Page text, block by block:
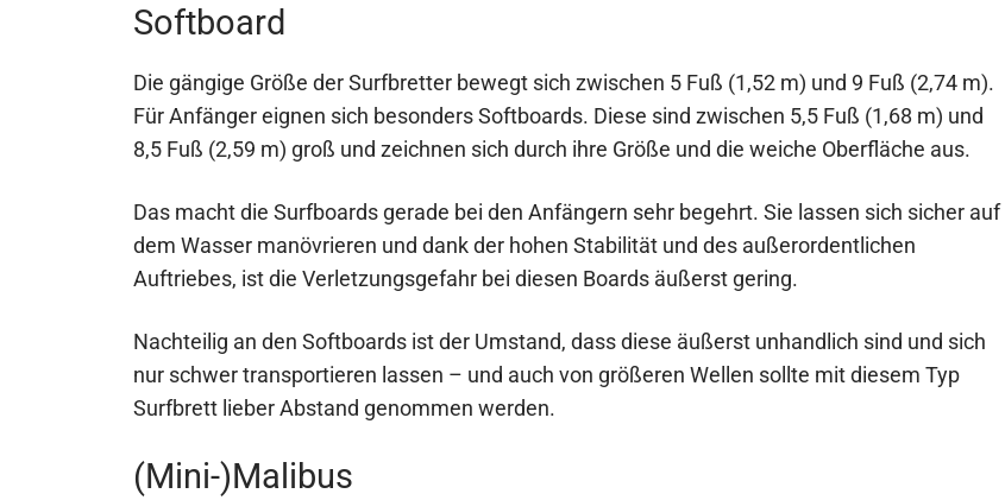
Softboard
Die gängige Größe der Surfbretter bewegt sich zwischen 5 Fuß (1,52 m) und 9 Fuß (2,74 m).
Für Anfänger eignen sich besonders Softboards. Diese sind zwischen 5,5 Fuß (1,68 m) und
8,5 Fuß (2,59 m) groß und zeichnen sich durch ihre Größe und die weiche Oberfläche aus.
Das macht die Surfboards gerade bei den Anfängern sehr begehrt. Sie lassen sich sicher auf
dem Wasser manövrieren und dank der hohen Stabilität und des außerordentlichen
Auftriebes, ist die Verletzungsgefahr bei diesen Boards äußerst gering.
Nachteilig an den Softboards ist der Umstand, dass diese äußerst unhandlich sind und sich
nur schwer transportieren lassen – und auch von größeren Wellen sollte mit diesem Typ
Surfbrett lieber Abstand genommen werden.
(Mini-)Malibus